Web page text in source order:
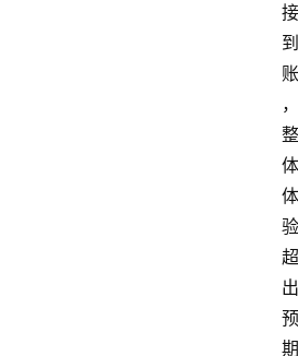
接
到
账
，
整
体
体
验
超
出
预
期